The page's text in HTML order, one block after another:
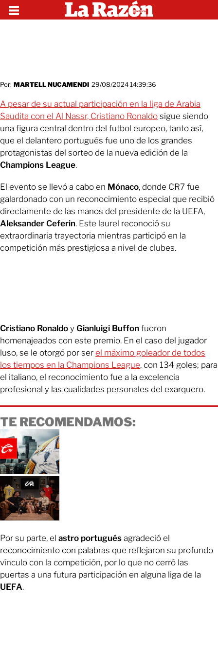
Por: MARTELL NUCAMENDI 29/08/2024 14:39:36
A pesar de su actual participación en la liga de Arabia
Saudita con el Al Nassr, Cristiano Ronaldo sigue siendo
una figura central dentro del futbol europeo, tanto así,
que el delantero portugués fue uno de los grandes
protagonistas del sorteo de la nueva edición de la
Champions League.
El evento se llevó a cabo en Mónaco, donde CR7 fue
galardonado con un reconocimiento especial que recibió
directamente de las manos del presidente de la UEFA,
Aleksander Ceferin. Este laurel reconoció su
extraordinaria trayectoria mientras participó en la
competición más prestigiosa a nivel de clubes.
Cristiano Ronaldo y Gianluigi Buffon fueron
homenajeados con este premio. En el caso del jugador
luso, se le otorgó por ser el máximo goleador de todos
los tiempos en la Champions League, con 134 goles; para
el italiano, el reconocimiento fue a la excelencia
profesional y las cualidades personales del exarquero.
TE RECOMENDAMOS:
Por su parte, el astro portugués agradeció el
reconocimiento con palabras que reflejaron su profundo
vínculo con la competición, por lo que no cerró las
puertas a una futura participación en alguna liga de la
UEFA.